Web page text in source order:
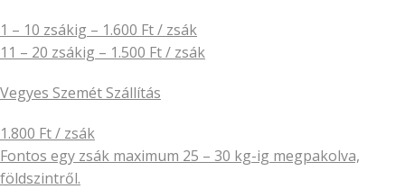
1 – 10 zsákig – 1.600 Ft / zsák
11 – 20 zsákig – 1.500 Ft / zsák
Vegyes Szemét Szállítás
1.800 Ft / zsák
Fontos egy zsák maximum 25 – 30 kg-ig megpakolva,
földszintről.